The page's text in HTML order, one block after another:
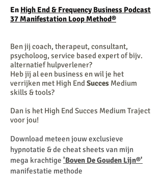
En High End & Frequency Business Podcast
37 Manifestation Loop Method®
Ben jij coach, therapeut, consultant,
psycholoog, service based expert of bijv.
alternatief hulpverlener?
Heb jij al een business en wil je het
verrijken met High End Succes Medium
skills & tools?
Dan is het High End Succes Medium Traject
voor jou!
Download meteen jouw exclusieve
hypnotatie & de cheat sheets van mijn
mega krachtige 'Boven De Gouden Lijn®'
manifestatie methode